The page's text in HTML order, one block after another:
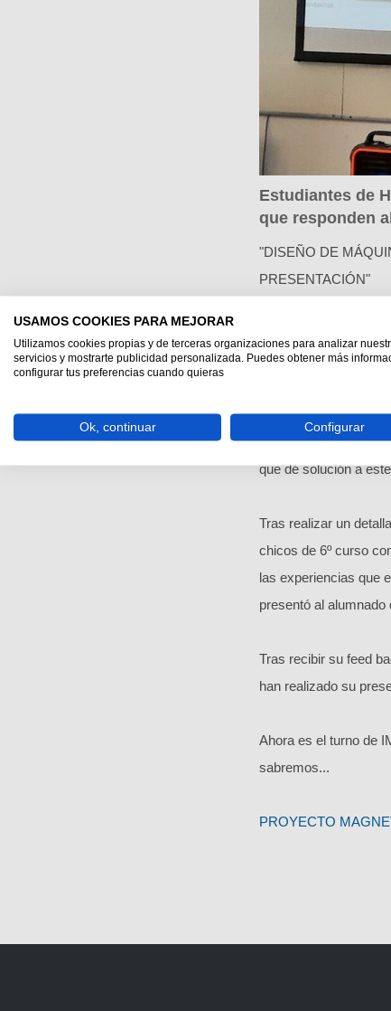
Estudiantes de
que responden
"DISEÑO DE
PRESENTACIÓN"
colaboran con el
A principios de curso
calle a menudo nos
que dé solución a
Tras realizar un
chicos de 6º curso
las experiencias que
presentó al
Tras recibir su feed
han realizado su
Ahora es el turno de
sabremos...
PROYECTO
USAMOS COOKIES PARA MEJORAR
Utilizamos cookies propias y de terceras organizaciones para analizar
servicios y mostrarte publicidad personalizada. Puedes obtener más
configurar tus preferencias cuando quieras
Ok, continuar Configurar